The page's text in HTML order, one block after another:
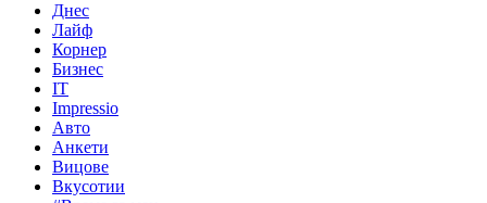
Днес
Лайф
Корнер
Бизнес
IT
Impressio
Авто
Анкети
Вицове
Вкусотии